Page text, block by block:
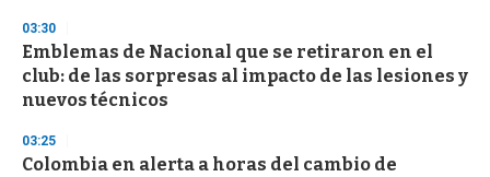
03:30
Emblemas de Nacional que se retiraron en el
club: de las sorpresas al impacto de las lesiones y
nuevos técnicos
03:25
Colombia en alerta a horas del cambio de